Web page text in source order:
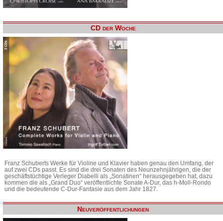
CD der Woche
Franz Schuberts Werke für Violine und Klavier haben genau den Umfang, der
auf zwei CDs passt. Es sind die drei Sonaten des Neunzehnjährigen, die der
geschäftstüchtige Verleger Diabelli als „Sonatinen“ herausgegeben hat, dazu
kommen die als „Grand Duo“ veröffentlichte Sonate A-Dur, das h-Moll-Rondo
und die bedeutende C-Dur-Fantasie aus dem Jahr 1827.
Neuveröffentlichungen